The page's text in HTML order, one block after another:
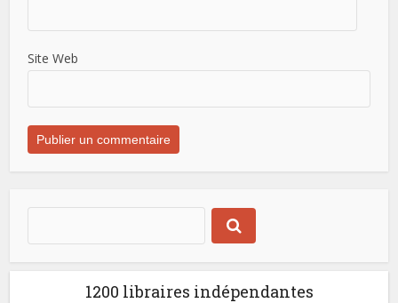
Site Web
1200 libraires indépendantes